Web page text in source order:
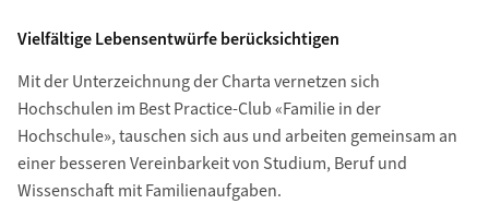
Vielfältige Lebensentwürfe berücksichtigen
Mit der Unterzeichnung der Charta vernetzen sich
Hochschulen im Best Practice-Club «Familie in der
Hochschule», tauschen sich aus und arbeiten gemeinsam an
einer besseren Vereinbarkeit von Studium, Beruf und
Wissenschaft mit Familienaufgaben.